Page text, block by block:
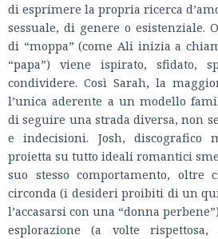
di esprimere la propria ricerca
sessuale, di genere o esistenziale.
di “moppa” (come Ali inizia a
“papa”) viene ispirato, sfidato,
condividere. Così Sarah, la
l’unica aderente a un modello
di seguire una strada diversa, non
e indecisioni. Josh, discografico
proietta su tutto ideali romantici
suo stesso comportamento, oltre
circonda (i desideri proibiti di un
l’accasarsi con una “donna
esplorazione (a volte